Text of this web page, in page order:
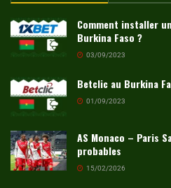
Comment installer
Burkina Faso ?
03/09/2023
Betclic au Burkina
01/09/2023
AS Monaco – Paris
probables
15/02/2026